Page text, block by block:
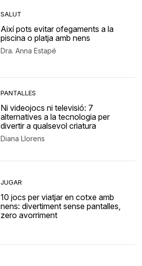
SALUT
Així pots evitar ofegaments a la
piscina o platja amb nens
Dra. Anna Estapé
PANTALLES
Ni videojocs ni televisió: 7
alternatives a la tecnologia per
divertir a qualsevol criatura
Diana Llorens
JUGAR
10 jocs per viatjar en cotxe amb
nens: divertiment sense pantalles,
zero avorriment